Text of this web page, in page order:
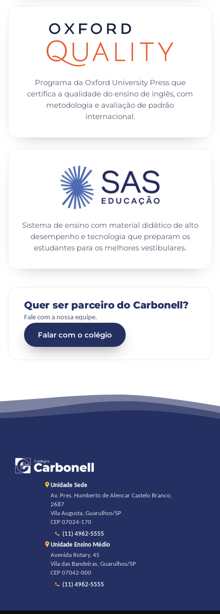
Programa da Oxford University Press que
certifica a qualidade do ensino de inglês, com
metodologia e avaliação de padrão
internacional.
Sistema de ensino com material didático de alto
desempenho e tecnologia que preparam os
estudantes para os melhores vestibulares.
Quer ser parceiro do Carbonell?
Fale com a nossa equipe.
Falar com o colégio
Unidade Sede
Av. Pres. Humberto de Alencar Castelo Branco,
2687
Vila Augusta, Guarulhos/SP
CEP 07024-170
(11) 4962-5555
Unidade Ensino Médio
Avenida Rotary, 45
Vila das Bandeiras, Guarulhos/SP
CEP 07042-000
(11) 4962-5555